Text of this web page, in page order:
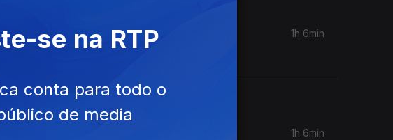
Amaral.
1h 6min
da Ajuda, em
a pianista e
1h 6min
se na RTP
conta para todo o
de media